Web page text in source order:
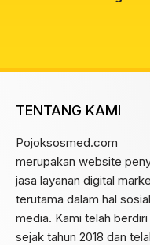
TENTANG KAMI
Pojoksosmed.com
merupakan website
jasa layanan digital
terutama dalam hal sosial
media. Kami telah berdiri
sejak tahun 2018 dan